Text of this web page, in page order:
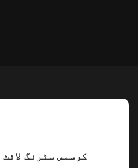
کرسمس سٹرنگ لائٹ